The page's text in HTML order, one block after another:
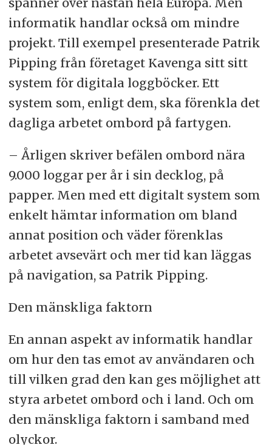
informatik handlar också om mindre
projekt. Till exempel presenterade Patrik
Pipping från företaget Kavenga sitt sitt
system för digitala loggböcker. Ett
system som, enligt dem, ska förenkla det
dagliga arbetet ombord på fartygen.
– Årligen skriver befälen ombord nära
9.000 loggar per år i sin decklog, på
papper. Men med ett digitalt system som
enkelt hämtar information om bland
annat position och väder förenklas
arbetet avsevärt och mer tid kan läggas
på navigation, sa Patrik Pipping.
Den mänskliga faktorn
En annan aspekt av informatik handlar
om hur den tas emot av användaren och
till vilken grad den kan ges möjlighet att
styra arbetet ombord och i land. Och om
den mänskliga faktorn i samband med
olyckor.